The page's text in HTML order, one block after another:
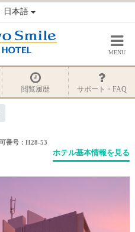
日本語
MENU
閲覧履歴 サポート・FAQ
番号：H28-53
ホテル基本情報を見る